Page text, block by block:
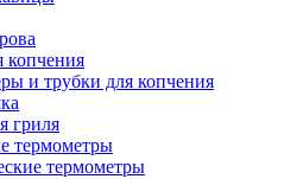
копчения
и трубки для копчения
гриля
термометры
термометры